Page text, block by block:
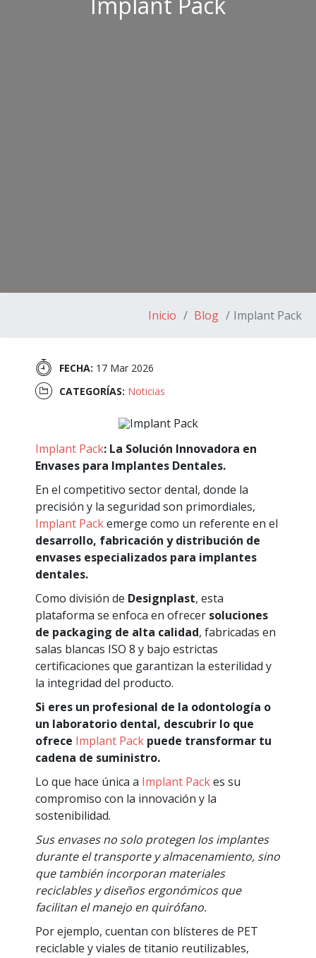
Inicio Blog Implant Pack
FECHA: 17 Mar 2026
CATEGORÍAS: Noticias
Implant Pack: La Solución Innovadora en
Envases para Implantes Dentales.
En el competitivo sector dental, donde la
precisión y la seguridad son primordiales,
Implant Packemerge como un referente en el
desarrollo, fabricación y distribución de
envases especializados para implantes
dentales.
Como división de Designplast, esta
plataforma se enfoca en ofrecer soluciones
de packaging de alta calidad, fabricadas en
salas blancas ISO 8 y bajo estrictas
certificaciones que garantizan la esterilidad y
la integridad del producto.
Si eres un profesional de la odontología o
un laboratorio dental, descubrir lo que
ofrece Implant Pack puede transformar tu
cadena de suministro.
Lo que hace única a Implant Packes su
compromiso con la innovación y la
sostenibilidad.
Sus envases no solo protegen los implantes
durante el transporte y almacenamiento, sino
que también incorporan materiales
reciclables y diseños ergonómicos que
facilitan el manejo en quirófano.
Por ejemplo, cuentan con blísteres de PET
reciclable y viales de titanio reutilizables,